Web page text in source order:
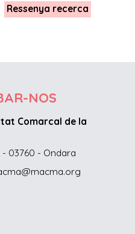
Ressenya recerca
NOS
Comarcal de la
03760 - Ondara